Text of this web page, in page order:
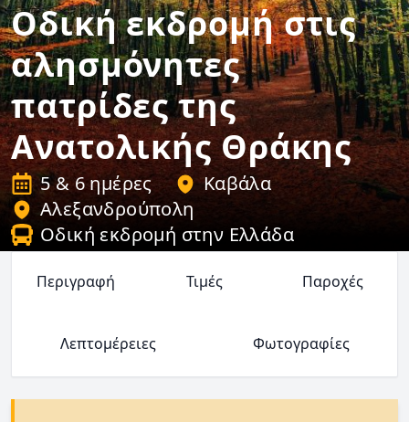
Οδική εκδρομή στις
αλησμόνητες
πατρίδες της
Ανατολικής Θράκης
5 & 6 ημέρες
Καβάλα
Αλεξανδρούπολη
Οδική εκδρομή στην Ελλάδα
Περιγραφή Τιμές Παροχές
Λεπτομέρειες Φωτογραφίες